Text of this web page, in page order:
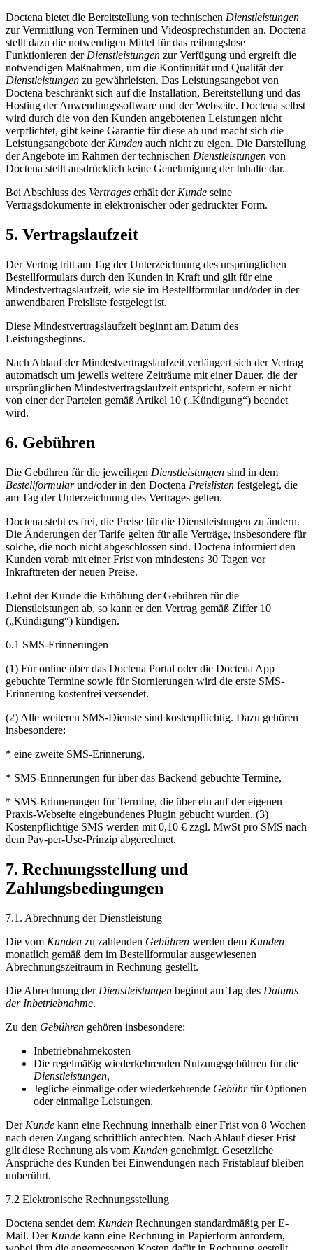
Doctena bietet die Bereitstellung von technischen Dienstleistungen
zur Vermittlung von Terminen und Videosprechstunden an. Doctena
stellt dazu die notwendigen Mittel für das reibungslose
Funktionieren der Dienstleistungen zur Verfügung und ergreift die
notwendigen Maßnahmen, um die Kontinuität und Qualität der
Dienstleistungen zu gewährleisten. Das Leistungsangebot von
Doctena beschränkt sich auf die Installation, Bereitstellung und das
Hosting der Anwendungssoftware und der Webseite. Doctena selbst
wird durch die von den Kunden angebotenen Leistungen nicht
verpflichtet, gibt keine Garantie für diese ab und macht sich die
Leistungsangebote der Kunden auch nicht zu eigen. Die Darstellung
der Angebote im Rahmen der technischen Dienstleistungen von
Doctena stellt ausdrücklich keine Genehmigung der Inhalte dar.
Bei Abschluss des Vertrages erhält der Kunde seine
Vertragsdokumente in elektronischer oder gedruckter Form.
5. Vertragslaufzeit
Der Vertrag tritt am Tag der Unterzeichnung des ursprünglichen
Bestellformulars durch den Kunden in Kraft und gilt für eine
Mindestvertragslaufzeit, wie sie im Bestellformular und/oder in der
anwendbaren Preisliste festgelegt ist.
Diese Mindestvertragslaufzeit beginnt am Datum des
Leistungsbeginns.
Nach Ablauf der Mindestvertragslaufzeit verlängert sich der Vertrag
automatisch um jeweils weitere Zeiträume mit einer Dauer, die der
ursprünglichen Mindestvertragslaufzeit entspricht, sofern er nicht
von einer der Parteien gemäß Artikel 10 („Kündigung“) beendet
wird.
6. Gebühren
Die Gebühren für die jeweiligen Dienstleistungen sind in dem
Bestellformularund/oder in den Doctena Preislisten festgelegt, die
am Tag der Unterzeichnung des Vertrages gelten.
Doctena steht es frei, die Preise für die Dienstleistungen zu ändern.
Die Änderungen der Tarife gelten für alle Verträge, insbesondere für
solche, die noch nicht abgeschlossen sind. Doctena informiert den
Kunden vorab mit einer Frist von mindestens 30 Tagen vor
Inkrafttreten der neuen Preise.
Lehnt der Kunde die Erhöhung der Gebühren für die
Dienstleistungen ab, so kann er den Vertrag gemäß Ziffer 10
(„Kündigung“) kündigen.
6.1 SMS-Erinnerungen
(1) Für online über das Doctena Portal oder die Doctena App
gebuchte Termine sowie für Stornierungen wird die erste SMS-
Erinnerung kostenfrei versendet.
(2) Alle weiteren SMS-Dienste sind kostenpflichtig. Dazu gehören
insbesondere:
* eine zweite SMS-Erinnerung,
* SMS-Erinnerungen für über das Backend gebuchte Termine,
* SMS-Erinnerungen für Termine, die über ein auf der eigenen
Praxis-Webseite eingebundenes Plugin gebucht wurden. (3)
Kostenpflichtige SMS werden mit 0,10 € zzgl. MwSt pro SMS nach
dem Pay-per-Use-Prinzip abgerechnet.
7. Rechnungsstellung und
Zahlungsbedingungen
7.1. Abrechnung der Dienstleistung
Die vom Kunden zu zahlenden Gebühren werden dem Kunden
monatlich gemäß dem im Bestellformular ausgewiesenen
Abrechnungszeitraum in Rechnung gestellt.
Die Abrechnung der Dienstleistungen beginnt am Tag des Datums
der Inbetriebnahme.
Zu den Gebühren gehören insbesondere:
Inbetriebnahmekosten
Die regelmäßig wiederkehrenden Nutzungsgebühren für die
Dienstleistungen,
Jegliche einmalige oder wiederkehrende Gebührfür Optionen
oder einmalige Leistungen.
Der Kunde kann eine Rechnung innerhalb einer Frist von 8 Wochen
nach deren Zugang schriftlich anfechten. Nach Ablauf dieser Frist
gilt diese Rechnung als vom Kunden genehmigt. Gesetzliche
Ansprüche des Kunden bei Einwendungen nach Fristablauf bleiben
unberührt.
7.2 Elektronische Rechnungsstellung
Doctena sendet dem Kunden Rechnungen standardmäßig per E-
Mail. Der Kunde kann eine Rechnung in Papierform anfordern,